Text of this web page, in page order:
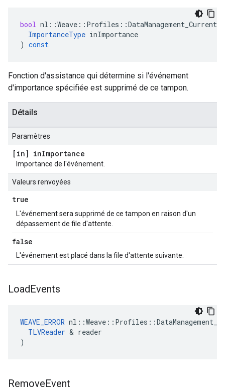
bool nl ::Weave :: Profiles ::DataManagement_Current
ImportanceType inImportance
) const
Fonction d'assistance qui détermine si l'événement
d'importance spécifiée est supprimé de ce tampon.
Détails
Paramètres
[in] inImportance
Importance de l'événement.
Valeurs renvoyées
true
L'événement sera supprimé de ce tampon en raison d'un
dépassement de file d'attente.
false
L'événement est placé dans la file d'attente suivante.
LoadEvents
WEAVE_ERROR
TLVReader & reader
)
RemoveEvent